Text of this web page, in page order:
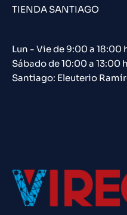
TIENDA SANTIAGO
Lun - Vie de 9:00 a 18:00
Sábado de 10:00 a 13:00
Santiago: Eleuterio